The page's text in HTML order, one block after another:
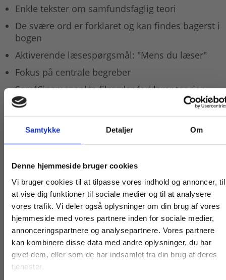
Samtykke Detaljer Om
Denne hjemmeside bruger cookies
Vi bruger cookies til at tilpasse vores indhold og annoncer, til
at vise dig funktioner til sociale medier og til at analysere
vores trafik. Vi deler også oplysninger om din brug af vores
hjemmeside med vores partnere inden for sociale medier,
annonceringspartnere og analysepartnere. Vores partnere
kan kombinere disse data med andre oplysninger, du har
givet dem, eller som de har indsamlet fra din brug af deres
tjenester.
Enkle tekster om samfundsfaglig teori
De svære ord er forklaret og kan findes bagerst i
bogen
Aktiverende læsespørgsmål: "Mens du læser"
Fokus på centrale begreber
SamfCinema, enkle film, der forklarer teorien
Den digitale udgave af bogen er en del af
august 2024.
Titler i serien
Køb læremidler og find masterclasses mm.
Fortsæt som:
For privatkunder og
studerende. Du får
vist priser inkl.
For institutioner og
virksomheder. Du
får vist priser ekskl.